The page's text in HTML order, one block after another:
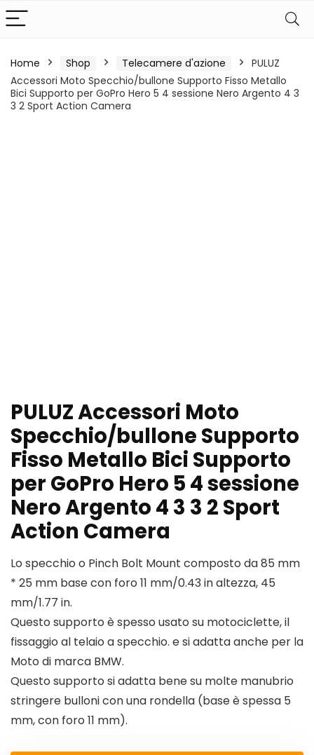
Home Shop Telecamere d'azione
PULUZ
Accessori Moto Specchio/bullone Supporto Fisso Metallo
Bici Supporto per GoPro Hero 5 4 sessione Nero Argento 4 3
3 2 Sport Action Camera
PULUZ Accessori Moto
Specchio/bullone Supporto
Fisso Metallo Bici Supporto
per GoPro Hero 5 4 sessione
Nero Argento 4 3 3 2 Sport
Action Camera
Lo specchio o Pinch Bolt Mount composto da 85 mm
* 25 mm base con foro 11 mm/0.43 in altezza, 45
mm/1.77 in.
Questo supporto è spesso usato su motociclette, il
fissaggio al telaio a specchio. e si adatta anche per la
Moto di marca BMW.
Questo supporto si adatta bene su molte manubrio
stringere bulloni con una rondella (base è spessa 5
mm, con foro 11 mm).